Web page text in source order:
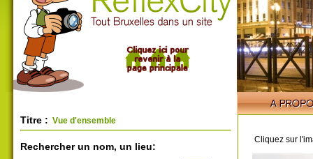
Titre : Vue d'ensemble
Rechercher un nom, un lieu:
Cliquez sur